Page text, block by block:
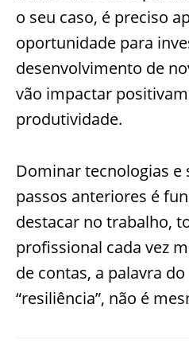
o seu caso, é preciso
oportunidade para
desenvolvimento de
vão impactar
produtividade.
Dominar tecnologias e
passos anteriores é
destacar no trabalho,
profissional cada vez
de contas, a palavra
“resiliência”, não é